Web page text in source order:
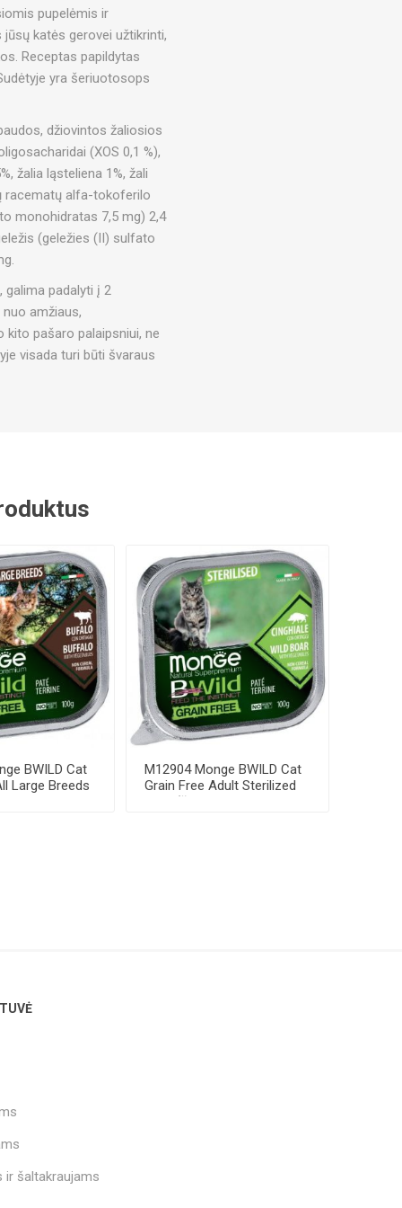
pupelėmis ir
katės gerovei užtikrinti,
Receptas papildytas
yra šeriuotosops
džiovintos žaliosios
(XOS 0,1 %),
žalia ląsteliena 1%, žali
racematų alfa-tokoferilo
monohidratas 7,5 mg) 2,4
(geležies (II) sulfato
galima padalyti į 2
amžiaus,
pašaro palaipsniui, ne
visada turi būti švaraus
BWILD Cat
Large Breeds
M12904 Monge BWILD Cat
Grain Free Adult Sterilized
Boar (šer...
ir šaltakraujams